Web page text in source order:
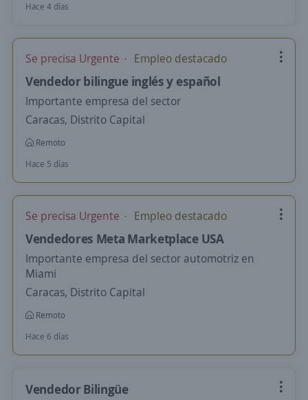
Hace 4 días
Se precisa Urgente Empleo destacado
Vendedor bilingue inglés y español
Importante empresa del sector
Caracas, Distrito Capital
Remoto
Hace 5 días
Se precisa Urgente Empleo destacado
Vendedores Meta Marketplace USA
Importante empresa del sector automotriz en
Miami
Caracas, Distrito Capital
Remoto
Hace 6 días
Vendedor Bilingüe